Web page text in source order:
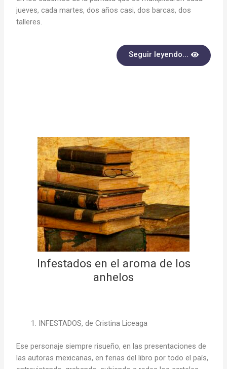
jueves, cada martes, dos años casi, dos barcas, dos
talleres.
Seguir leyendo...
Infestados en el aroma de los
anhelos
INFESTADOS, de Cristina Liceaga
Ese personaje siempre risueño, en las presentaciones de
las autoras mexicanas, en ferias del libro por todo el país,